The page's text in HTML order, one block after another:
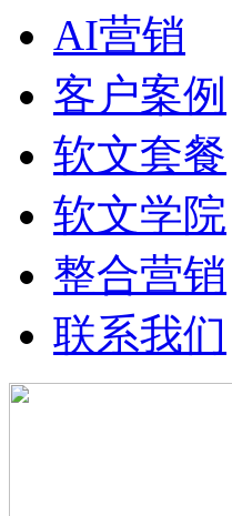
AI营销
客户案例
软文套餐
软文学院
整合营销
联系我们